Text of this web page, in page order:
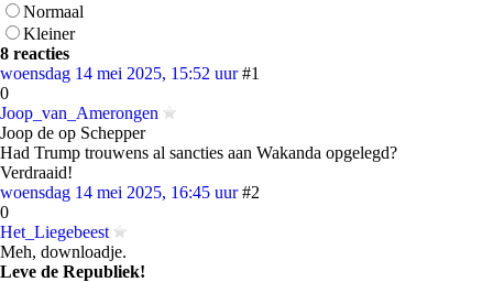
Normaal
Kleiner
8 reacties
woensdag 14 mei 2025, 15:52 uur #1
0
Joop_van_Amerongen
Joop de op Schepper
Had Trump trouwens al sancties aan Wakanda opgelegd?
Verdraaid!
woensdag 14 mei 2025, 16:45 uur #2
0
Het_Liegebeest
Meh, downloadje.
Leve de Republiek!